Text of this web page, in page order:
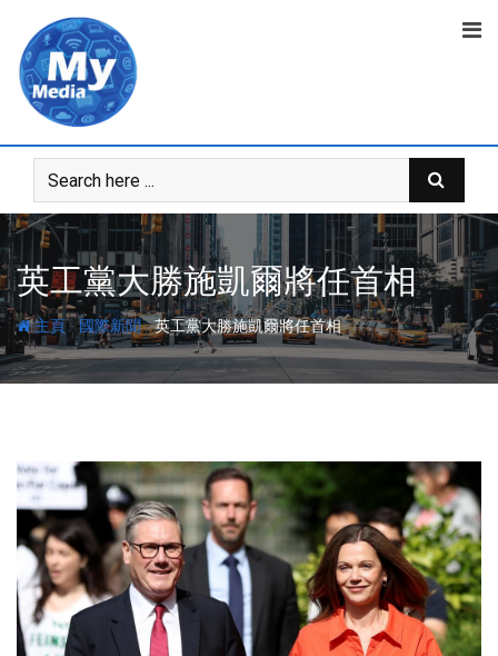
英工黨大勝施凱爾將任首相
主頁-國際新聞-英工黨大勝施凱爾將任首相